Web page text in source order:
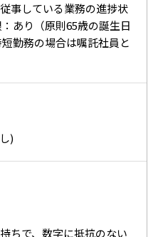
事している業務の進捗状
あり（原則65歳の誕生日
勤務の場合は嘱託社員と
)
ちで、数字に抵抗のない